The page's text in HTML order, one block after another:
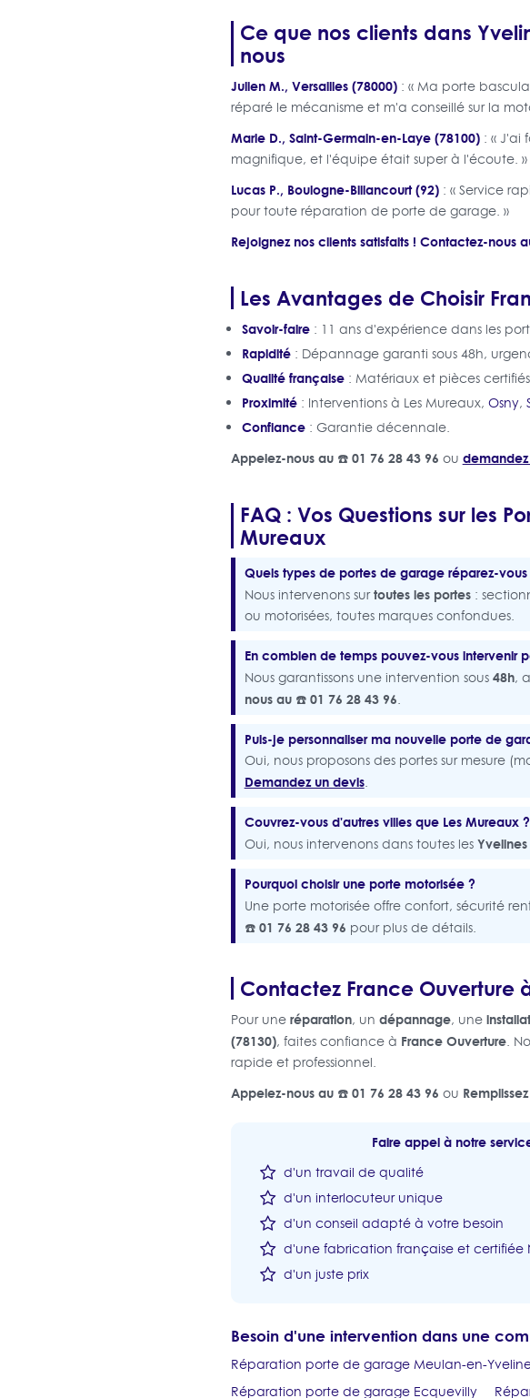
Ce que nos clients dans
nous
Julien M., Versailles (78000): « Ma porte
réparé le mécanisme et m'a conseillé sur la
Marie D., Saint-Germain-en-Laye (78100): « J'ai
magnifique, et l'équipe était super à l'écoute. »
Lucas P., Boulogne-Billancourt (92): « Service
pour toute réparation de porte de garage. »
Rejoignez nos clients satisfaits ! Contactez-nous
Les Avantages de Choisir
Savoir-faire: 11 ans d'expérience dans les
Rapidité: Dépannage garanti sous 48h,
Qualité française: Matériaux et pièces
Proximité: Interventions à Les Mureaux, Osny,
Confiance: Garantie décennale.
Appelez-nous au ☎️ 01 76 28 43 96 ou
FAQ : Vos Questions sur les
Mureaux
Quels types de portes de garage réparez-vous
Nous intervenons surtoutes les portes:
ou motorisées, toutes marques confondues.
En combien de temps pouvez-vous intervenir
Nous garantissons une intervention sous 48h,
nous au ☎️ 01 76 28 43 96.
Puis-je personnaliser ma nouvelle porte de
Oui, nous proposons des portes sur mesure
Demandez un devis.
Couvrez-vous d'autres villes que Les Mureaux ?
Oui, nous intervenons dans toutes les
Pourquoi choisir une porte motorisée ?
Une porte motorisée offre confort, sécurité
☎️ 01 76 28 43 96 pour plus de détails.
Contactez France Ouverture
Pour une réparation, un dépannage, une
(78130), faites confiance à France Ouverture.
rapide et professionnel.
Appelez-nous au ☎️ 01 76 28 43 96 ou
Faire appel à notre
d'un travail de qualité
d'un interlocuteur unique
d'un conseil adapté à votre besoin
d'une fabrication française et certifiée
d'un juste prix
Besoin d'une intervention dans une
Réparation porte de garage Meulan-en-
Réparation porte de garage Ecquevilly